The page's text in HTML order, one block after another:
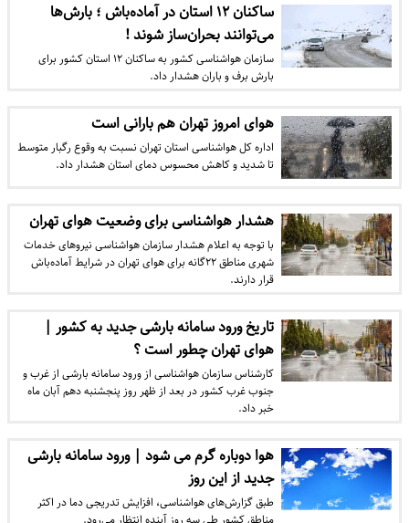
ساکنان ۱۲ استان در آماده‌باش ؛ بارش‌ها
می‌توانند بحران‌ساز شوند !
سازمان هواشناسی کشور به ساکنان ۱۲ استان کشور برای
بارش برف و باران هشدار داد.
هوای امروز تهران هم بارانی است
اداره کل هواشناسی استان تهران نسبت به وقوع رگبار متوسط
تا شدید و کاهش محسوس دمای استان هشدار داد.
هشدار هواشناسی برای وضعیت هوای تهران
با توجه به اعلام هشدار سازمان هواشناسی نیرو‌های خدمات
شهری مناطق ۲۲گانه برای هوای تهران در شرایط آماده‌باش
قرار دارند.
تاریخ ورود سامانه بارشی جدید به کشور |
هوای تهران چطور است ؟
کارشناس سازمان هواشناسی از ورود سامانه بارشی از غرب و
جنوب غرب کشور در بعد از ظهر روز پنجشنبه دهم آبان ماه
خبر داد.
هوا دوباره گرم می شود | ورود سامانه بارشی
جدید از این روز
طبق گزارش‌های هواشناسی، افزایش تدریجی دما در اکثر
مناطق کشور طی سه روز آینده انتظار می‌رود.